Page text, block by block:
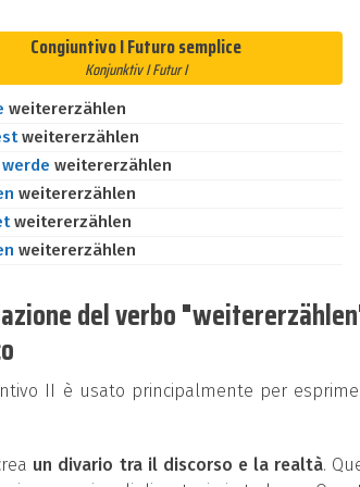
Congiuntivo I Futuro semplice
Konjunktiv I Futur I
weitererzählen
weitererzählen
werde weitererzählen
weitererzählen
weitererzählen
weitererzählen
del verbo
II è usato principalmente per
un divario tra il discorso e la realtà.